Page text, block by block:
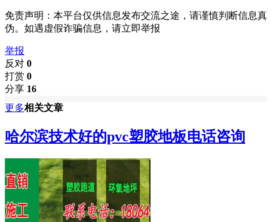
免责声明：本平台仅供信息发布交流之途，请谨慎判断信息真
伪。如遇虚假诈骗信息，请立即举报
举报
反对 0
打赏 0
分享 16
更多相关文章
哈尔滨技术好的pvc塑胶地板电话咨询